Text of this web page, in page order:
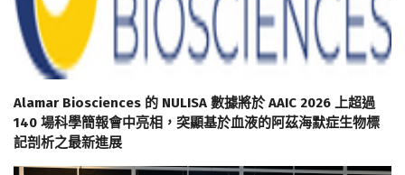
Alamar Biosciences 的 NULISA 數據將於 AAIC 2026 上超過
140 場科學簡報會中亮相，突顯基於血液的阿茲海默症生物標
記剖析之最新進展